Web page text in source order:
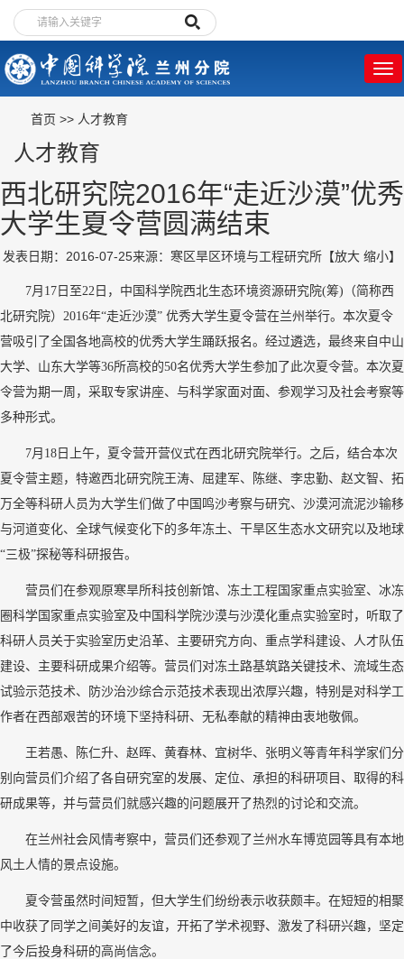
首页 >> 人才教育
人才教育
西北研究院2016年“走近沙漠”优秀
大学生夏令营圆满结束
发表日期：2016-07-25来源：寒区旱区环境与工程研究所 【放大 缩小】
7月 17 日至22 日，中国科学院西北生态环境资源研究院(筹) （简称西
北研究院） 2016年“走近沙漠” 优秀大学生夏令营在兰州举行。本次夏令
营吸引了全国各地高校的优秀大学生踊跃报名。经过遴选，最终来自中山
大学、山东大学等36所高校的50名优秀大学生参加了此次夏令营。 本次夏
令营为期一周，采取专家讲座、与科学家面对面、参观学习及社会考察等
多种形式。
7月 18 日上午，夏令营开营仪式在西北研究院举行。之后，结合本次
夏令营主题，特邀西北研究院王涛、屈建军、陈继、李忠勤、赵文智、拓
万全等科研人员为大学生们做了中国鸣沙考察与研究、沙漠河流泥沙输移
与河道变化、全球气候变化下的多年冻土、干旱区生态水文研究以及地球
“三极”探秘等科研报告。
营员们在参观原寒旱所科技创新馆、冻土工程国家重点实验室、冰冻
圈科学国家重点实验室及中国科学院沙漠与沙漠化重点实验室时，听取了
科研人员关于实验室历史沿革、主要研究方向、重点学科建设、人才队伍
建设、主要科研成果介绍等。营员们对冻土路基筑路关键技术、流域生态
试验示范技术、防沙治沙综合示范技术表现出浓厚兴趣，特别是对科学工
作者在西部艰苦的环境下坚持科研、无私奉献的精神由衷地敬佩。
王若愚、陈仁升、赵晖、黄春林、宜树华、张明义等青年科学家们分
别向营员们介绍了各自研究室的发展、定位、承担的科研项目、取得的科
研成果等，并与营员们就感兴趣的问题展开了热烈的讨论和交流。
在兰州社会风情考察中，营员们还参观了兰州水车博览园等具有本地
风土人情的景点设施。
夏令营虽然时间短暂，但大学生们纷纷表示收获颇丰。在短短的相聚
中收获了同学之间美好的友谊，开拓了学术视野、激发了科研兴趣，坚定
了今后投身科研的高尚信念。